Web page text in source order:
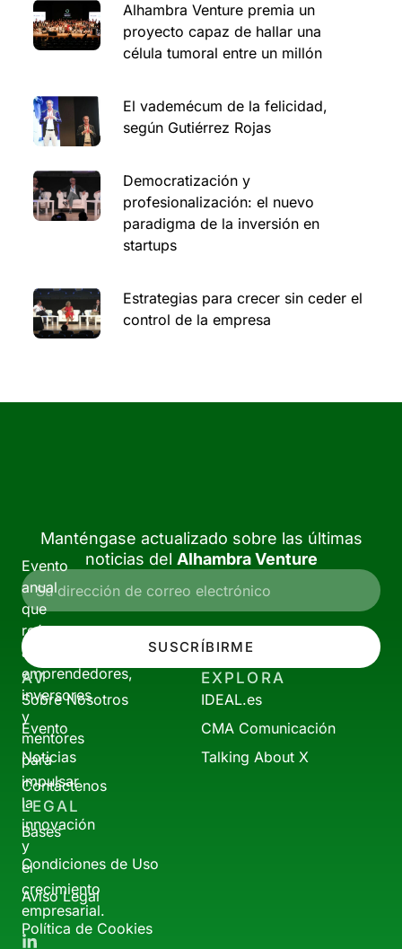
Alhambra Venture premia un
proyecto capaz de hallar una
célula tumoral entre un millón
El vademécum de la felicidad,
según Gutiérrez Rojas
Democratización y
profesionalización: el nuevo
paradigma de la inversión en
startups
Estrategias para crecer sin ceder el
control de la empresa
Evento
anual
que
reúne
a
emprendedores,
inversores
y
mentores
para
impulsar
la
innovación
y
el
crecimiento
empresarial.
Manténgase actualizado sobre las últimas
noticias del Alhambra Venture
SUSCRÍBIRME
AV
Sobre Nosotros
Evento
Noticias
Contáctenos
EXPLORA
IDEAL.es
CMA Comunicación
Talking About X
LEGAL
Bases
Condiciones de Uso
Aviso Legal
Política de Cookies